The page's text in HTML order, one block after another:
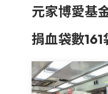
元家博愛基
捐血袋數161